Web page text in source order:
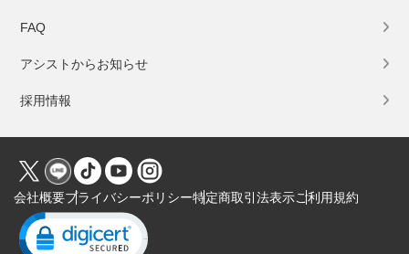
FAQ
アシストからお知らせ
採用情報
会社概要プライバシーポリシー特定商取引法表示ご利用規約
Click to open certificate verification popup